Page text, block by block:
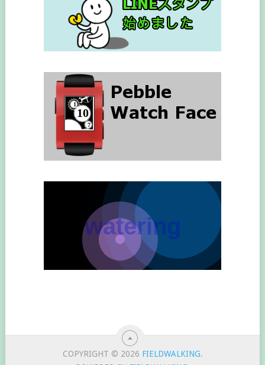
COPYRIGHT © 2026 FIELDWALKING.